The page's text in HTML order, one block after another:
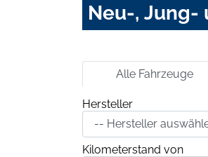
Neu-, Jung-
Alle Fahrzeuge
Hersteller
Kilometerstand von